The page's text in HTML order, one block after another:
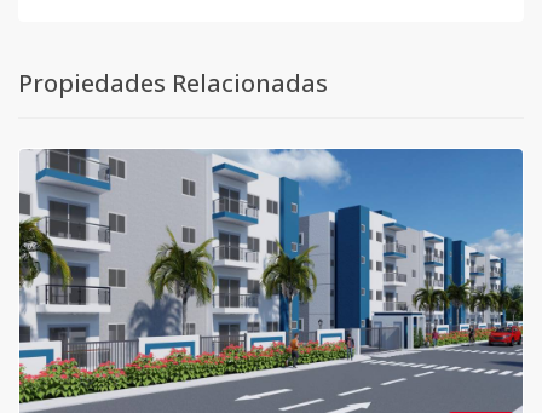
Propiedades Relacionadas